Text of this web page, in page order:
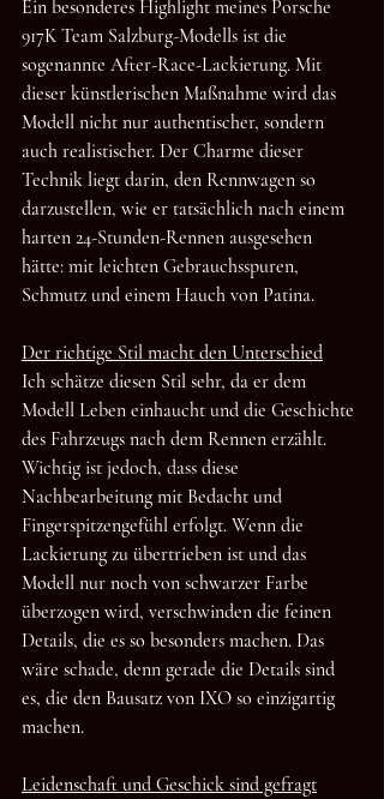
Ein besonderes Highlight meines Porsche
917K Team Salzburg-Modells ist die
sogenannte After-Race-Lackierung. Mit
dieser künstlerischen Maßnahme wird das
Modell nicht nur authentischer, sondern
auch realistischer. Der Charme dieser
Technik liegt darin, den Rennwagen so
darzustellen, wie er tatsächlich nach einem
harten 24-Stunden-Rennen ausgesehen
hätte: mit leichten Gebrauchsspuren,
Schmutz und einem Hauch von Patina.
Der richtige Stil macht den Unterschied
Ich schätze diesen Stil sehr, da er dem
Modell Leben einhaucht und die Geschichte
des Fahrzeugs nach dem Rennen erzählt.
Wichtig ist jedoch, dass diese
Nachbearbeitung mit Bedacht und
Fingerspitzengefühl erfolgt. Wenn die
Lackierung zu übertrieben ist und das
Modell nur noch von schwarzer Farbe
überzogen wird, verschwinden die feinen
Details, die es so besonders machen. Das
wäre schade, denn gerade die Details sind
es, die den Bausatz von IXO so einzigartig
machen.
Leidenschaft und Geschick sind gefragt